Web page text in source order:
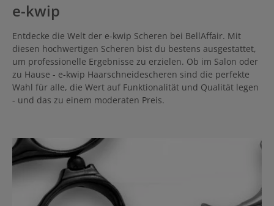
e-kwip
Entdecke die Welt der e-kwip Scheren bei BellAffair. Mit
diesen hochwertigen Scheren bist du bestens ausgestattet,
um professionelle Ergebnisse zu erzielen. Ob im Salon oder
zu Hause - e-kwip Haarschneidescheren sind die perfekte
Wahl für alle, die Wert auf Funktionalität und Qualität legen
- und das zu einem moderaten Preis.